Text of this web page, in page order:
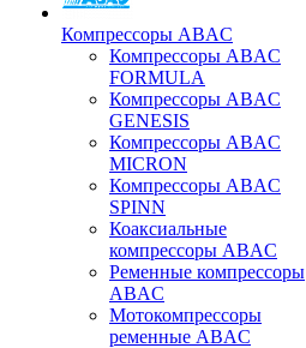
Компрессоры ABAC
Компрессоры ABAC
FORMULA
Компрессоры ABAC
GENESIS
Компрессоры ABAC
MICRON
Компрессоры ABAC
SPINN
Коаксиальные
компрессоры ABAC
Ременные компрессоры
ABAC
Мотокомпрессоры
ременные ABAC